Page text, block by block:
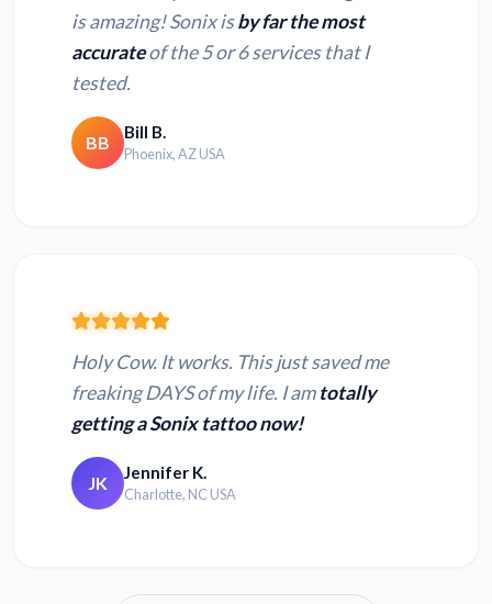
Конвертировать
Конвертировать TS
WMV в текст
MPG в текст
Конвертировать QT
в текст
is amazing! Sonix isby far the most
accurateof the 5 or 6 services that I
tested.
BB Bill B.
Phoenix, AZ USA
Holy Cow. It works. This just saved me
freaking DAYS of my life. I amtotally
getting a Sonix tattoo now!
JK Jennifer K.
Charlotte, NC USA